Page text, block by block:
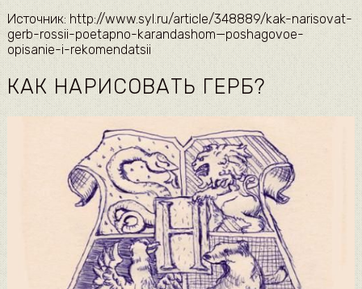
Источник: http://www.syl.ru/article/348889/kak-narisovat-
gerb-rossii-poetapno-karandashom—poshagovoe-
opisanie-i-rekomendatsii
КАК НАРИСОВАТЬ ГЕРБ?